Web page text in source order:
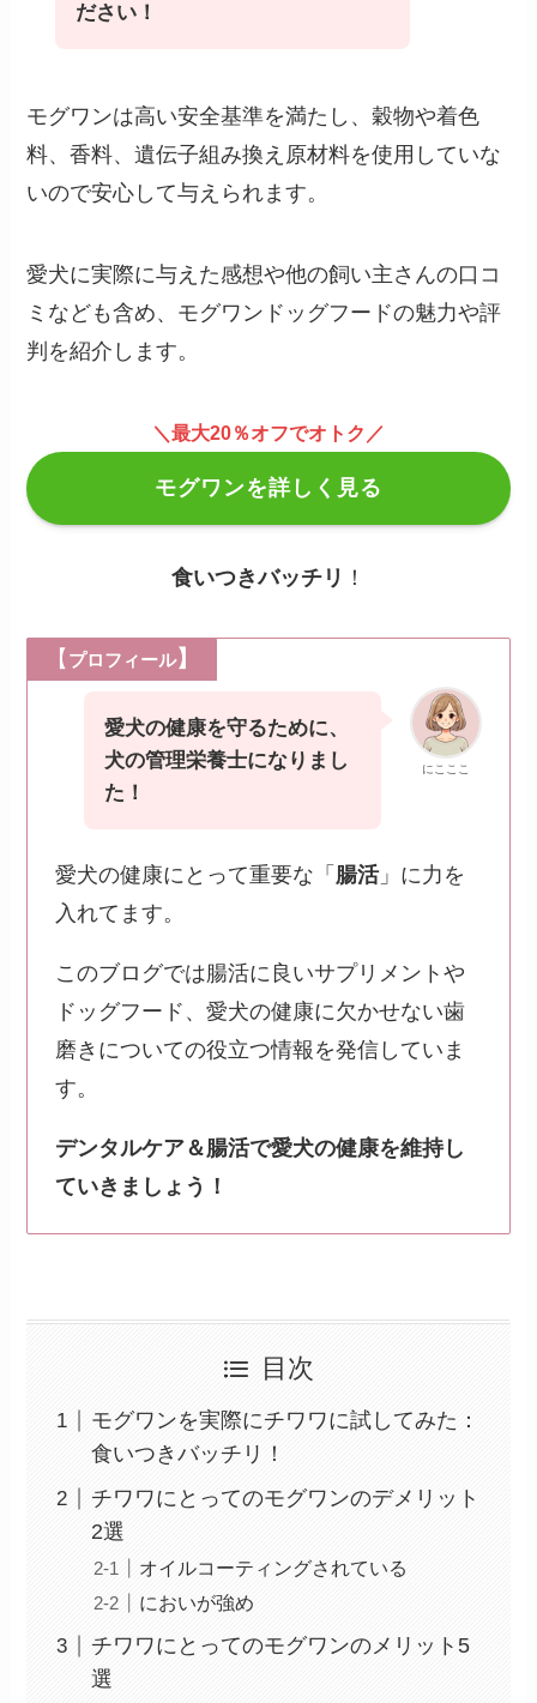
ださい！
モグワンは高い安全基準を満たし、穀物や着色
料、香料、遺伝子組み換え原材料を使用していな
いので安心して与えられます。
愛犬に実際に与えた感想や他の飼い主さんの口コ
ミなども含め、モグワンドッグフードの魅力や評
判を紹介します。
＼最大20％オフでオトク／
モグワンを詳しく見る
食いつきバッチリ ！
【 プロフィール】
にこここ
愛犬の健康を守るために、
犬の管理栄養士になりまし
た！
愛犬の健康にとって重要な「 腸活」に力を
入れてます。
このブログでは腸活に良いサプリメントや
ドッグフード、愛犬の健康に欠かせない歯
磨きについての役立つ情報を発信していま
す。
デンタルケア＆腸活で愛犬の健康を維持し
ていきましょう！
目次
モグワンを実際にチワワに試してみた：
食いつきバッチリ！
チワワにとってのモグワンのデメリット
2選
オイルコーティングされている
においが強め
チワワにとってのモグワンのメリット5
選